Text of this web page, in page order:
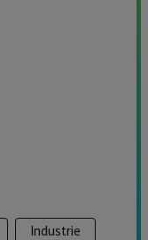
Industrie